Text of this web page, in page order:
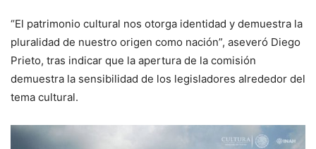
“El patrimonio cultural nos otorga identidad y demuestra la
pluralidad de nuestro origen como nación”, aseveró Diego
Prieto, tras indicar que la apertura de la comisión
demuestra la sensibilidad de los legisladores alrededor del
tema cultural.